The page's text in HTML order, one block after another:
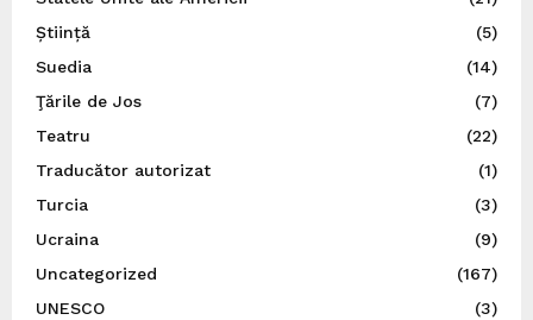
Știință
(5)
Suedia
(14)
Ţările de Jos
(7)
Teatru
(22)
Traducător autorizat
(1)
Turcia
(3)
Ucraina
(9)
Uncategorized
(167)
UNESCO
(3)